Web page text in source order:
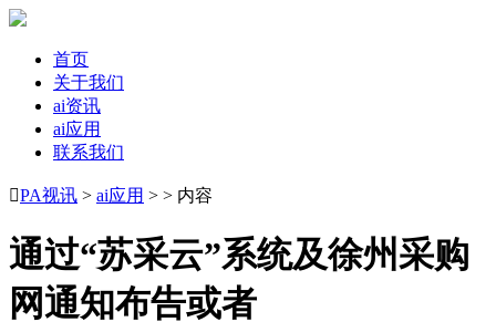
首页
关于我们
ai资讯
ai应用
联系我们
PA视讯 > ai应用 > > 内容
通过“苏采云”系统及徐州采购
网通知布告或者